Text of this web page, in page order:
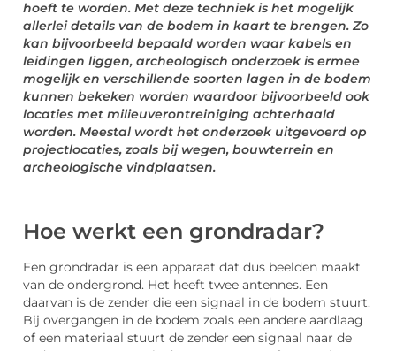
hoeft te worden. Met deze techniek is het mogelijk
allerlei details van de bodem in kaart te brengen. Zo
kan bijvoorbeeld bepaald worden waar kabels en
leidingen liggen, archeologisch onderzoek is ermee
mogelijk en verschillende soorten lagen in de bodem
kunnen bekeken worden waardoor bijvoorbeeld ook
locaties met milieuverontreiniging achterhaald
worden. Meestal wordt het onderzoek uitgevoerd op
projectlocaties, zoals bij wegen, bouwterrein en
archeologische vindplaatsen.
Hoe werkt een grondradar?
Een grondradar is een apparaat dat dus beelden maakt
van de ondergrond. Het heeft twee antennes. Een
daarvan is de zender die een signaal in de bodem stuurt.
Bij overgangen in de bodem zoals een andere aardlaag
of een materiaal stuurt de zender een signaal naar de